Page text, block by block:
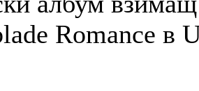
Romance в